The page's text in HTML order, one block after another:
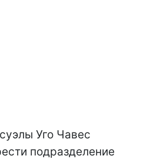
Уго Чавес
подразделение